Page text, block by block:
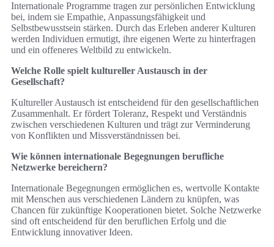
Internationale Programme tragen zur persönlichen Entwicklung
bei, indem sie Empathie, Anpassungsfähigkeit und
Selbstbewusstsein stärken. Durch das Erleben anderer Kulturen
werden Individuen ermutigt, ihre eigenen Werte zu hinterfragen
und ein offeneres Weltbild zu entwickeln.
Welche Rolle spielt kultureller Austausch in der
Gesellschaft?
Kultureller Austausch ist entscheidend für den gesellschaftlichen
Zusammenhalt. Er fördert Toleranz, Respekt und Verständnis
zwischen verschiedenen Kulturen und trägt zur Verminderung
von Konflikten und Missverständnissen bei.
Wie können internationale Begegnungen berufliche
Netzwerke bereichern?
Internationale Begegnungen ermöglichen es, wertvolle Kontakte
mit Menschen aus verschiedenen Ländern zu knüpfen, was
Chancen für zukünftige Kooperationen bietet. Solche Netzwerke
sind oft entscheidend für den beruflichen Erfolg und die
Entwicklung innovativer Ideen.